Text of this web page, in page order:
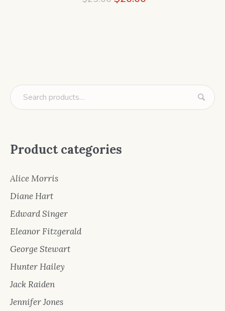
Product categories
Alice Morris
Diane Hart
Edward Singer
Eleanor Fitzgerald
George Stewart
Hunter Hailey
Jack Raiden
Jennifer Jones